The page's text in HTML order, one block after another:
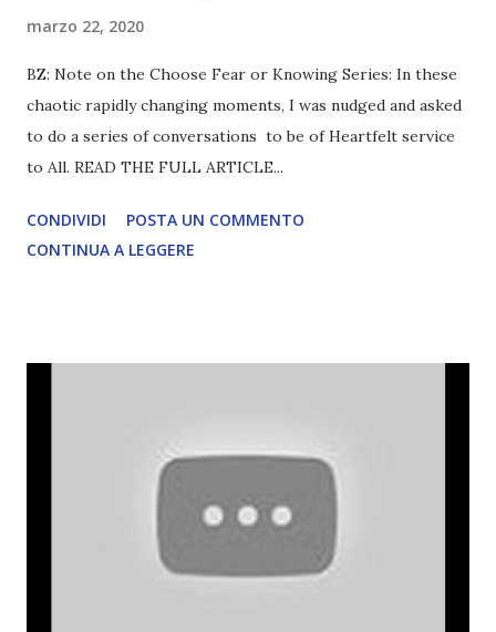
marzo 22, 2020
BZ: Note on the Choose Fear or Knowing Series: In these
chaotic rapidly changing moments, I was nudged and asked
to do a series of conversations to be of Heartfelt service
to All. READ THE FULL ARTICLE...
CONDIVIDI
POSTA UN COMMENTO
CONTINUA A LEGGERE